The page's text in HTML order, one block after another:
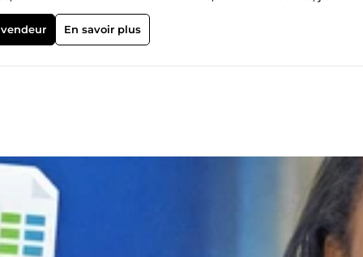
N’hésitez pas à me contacter avant commande pour
En savoir plus